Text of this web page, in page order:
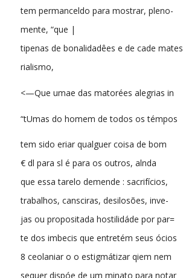
tem permanceldo para mostrar, pleno-
mente, “que |
tipenas de bonalidadêes e de cade mates
rialismo,
<—Que umae das matorées alegrias in
“tUmas do homem de todos os témpos
tem sido eriar qualguer coisa de bom
€ dl para sl é para os outros, alnda
que essa tarelo demende : sacrifícios,
trabalhos, cansciras, desilosões, inve-
jas ou propositada hostilidáde por par=
te dos imbecis que entretém seus ócios
8 ceolaniar o o estigmátizar qiem nem
sequer dispóe de um minato para notar